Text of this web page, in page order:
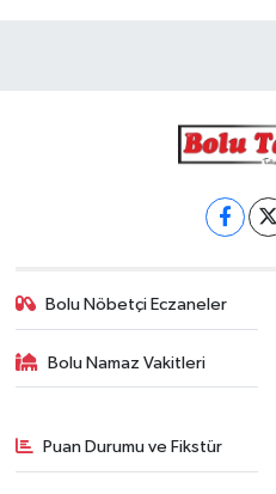
Bolu Nöbetçi Eczaneler
Bolu Namaz Vakitleri
Puan Durumu ve Fikstür